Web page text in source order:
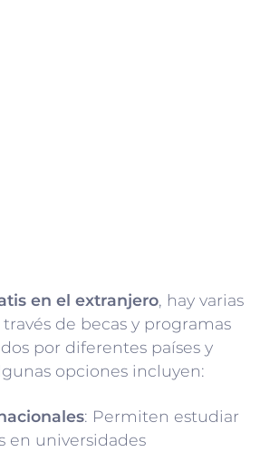
en el extranjero, hay varias
de becas y programas
por diferentes países y
opciones incluyen:
: Permiten estudiar
en universidades